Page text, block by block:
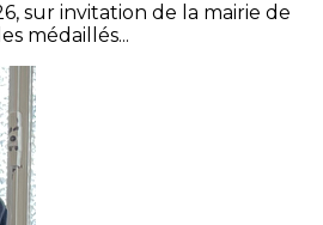
sur invitation de la mairie de
médaillés...